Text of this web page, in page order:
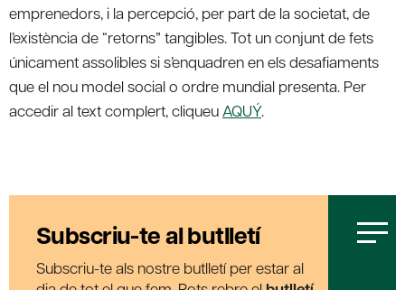
emprenedors, i la percepció, per part de la societat, de
l’existència de “retorns” tangibles. Tot un conjunt de fets
únicament assolibles si s’enquadren en els desafiaments
que el nou model social o ordre mundial presenta. Per
accedir al text complert, cliqueu AQUÝ.
Subscriu-te al butlletí
Subscriu-te als nostre butlletí per estar al